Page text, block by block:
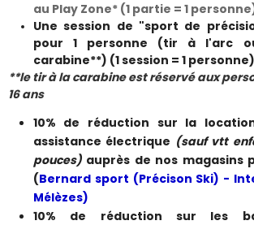
au Play Zone* (1 partie = 1
Une session de "sport de
pour 1 personne (tir à l'arc
carabine**) (1 session = 1 personne) ​
**le tir à la carabine est réservé aux
16 ans
10% de réduction sur la
assistance électrique (sauf vtt
pouces)auprès de nos magasins
(Bernard sport (Précison Ski) -
Mélèzes)
10% de réduction sur les